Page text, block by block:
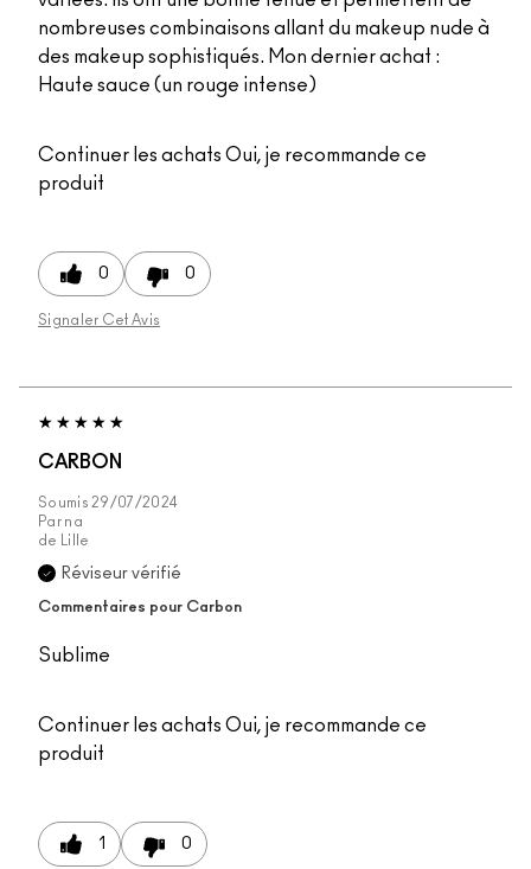
nombreuses combinaisons allant du makeup nude à
des makeup sophistiqués. Mon dernier achat :
Haute sauce (un rouge intense)
Continuer les achats Oui, je recommande ce
produit
0 0
Signaler Cet Avis
CARBON
Soumis 29/07/2024
Par na
de
Lille
Réviseur vérifié
Commentaires pour Carbon
Sublime
Continuer les achats Oui, je recommande ce
produit
1 0